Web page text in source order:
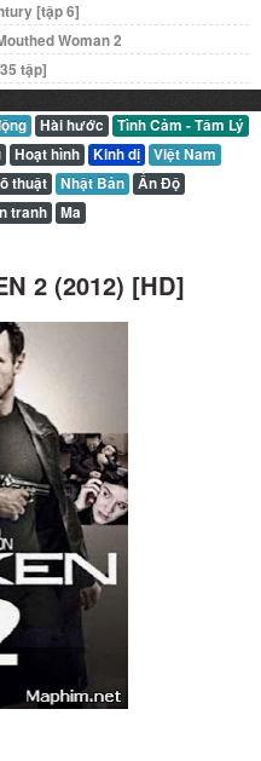
[tập 6]
Woman 2
tập]
Hài hước
Tình Cảm - Tâm Lý
Hoạt hình Kinh dị
Việt Nam
thuật Nhật Bản
Ấn Độ
tranh Ma
2 (2012) [HD]